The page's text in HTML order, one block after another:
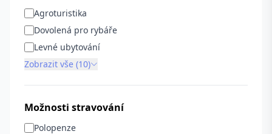
Agroturistika
Dovolená pro rybáře
Levné ubytování
Zobrazit vše (10)
Možnosti stravování
Polopenze